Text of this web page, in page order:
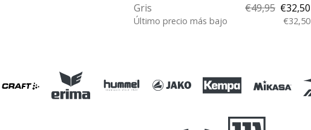
Gris
€49,95 €32,50
Último precio más bajo €32,50